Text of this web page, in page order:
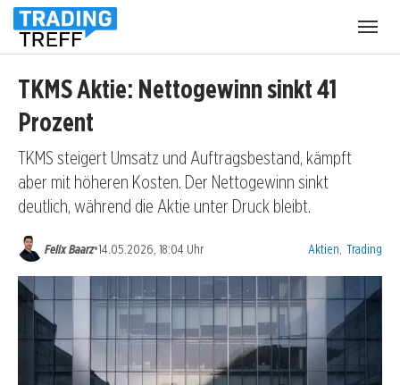
TKMS Aktie: Nettogewinn sinkt 41
Prozent
TKMS steigert Umsatz und Auftragsbestand, kämpft
aber mit höheren Kosten. Der Nettogewinn sinkt
deutlich, während die Aktie unter Druck bleibt.
Felix Baarz•14.05.2026, 18:04 Uhr Kategorien:
Aktien Trading